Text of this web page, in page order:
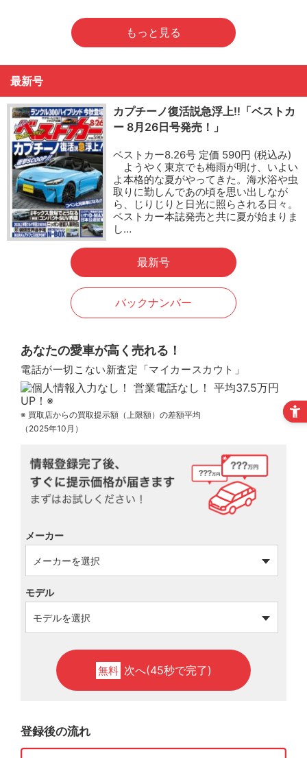
もっと見る
最新号
カプチーノ復活説急浮上!!「ベストカ
ー 8月26日号発売！」
ベストカー8.26号 定価 590円 (税込み)
ようやく東京でも梅雨が明け、いよい
よ本格的な夏がやってきた。海水浴や虫
取りに勤しんであの頃を思い出しなが
ら、じりじりと日光に照らされる日々。
ベストカー本誌発売と共に夏が始まりま
し…
最新号
バックナンバー
あなたの愛車が高く売れる！
電話が一切こない新査定「マイカースカウト」
※ 買取店からの買取提示額（上限額）の差額平均
（2025年10月）
メーカー
モデル
無料 次へ(45秒で完了)
登録後の流れ